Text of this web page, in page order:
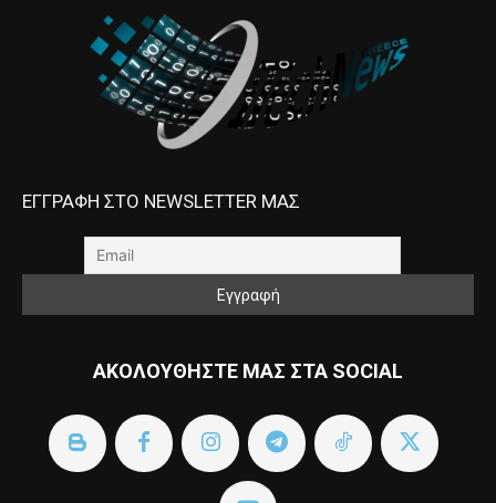
ΕΓΓΡΑΦΗ ΣΤΟ NEWSLETTER ΜΑΣ
ΑΚΟΛΟΥΘΗΣΤΕ ΜΑΣ ΣΤΑ SOCIAL